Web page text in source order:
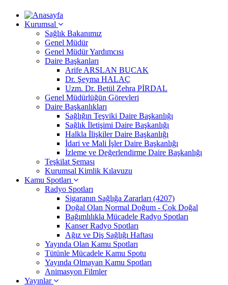
Kurumsal
Sağlık Bakanımız
Genel Müdür
Genel Müdür Yardımcısı
Daire Başkanları
Arife ARSLAN BUCAK
Dr. Şeyma HALAÇ
Uzm. Dr. Betül Zehra PİRDAL
Genel Müdürlüğün Görevleri
Daire Başkanlıkları
Sağlığın Teşviki Daire Başkanlığı
Sağlık İletişimi Daire Başkanlığı
Halkla İlişkiler Daire Başkanlığı
İdari ve Mali İşler Daire Başkanlığı
İzleme ve Değerlendirme Daire Başkanlığı
Teşkilat Şeması
Kurumsal Kimlik Kılavuzu
Kamu Spotları
Radyo Spotları
Sigaranın Sağlığa Zararları (4207)
Doğal Olan Normal Doğum - Çok Doğal
Bağımlılıkla Mücadele Radyo Spotları
Kanser Radyo Spotları
Ağız ve Diş Sağlığı Haftası
Yayında Olan Kamu Spotları
Tütünle Mücadele Kamu Spotu
Yayında Olmayan Kamu Spotları
Animasyon Filmler
Yayınlar